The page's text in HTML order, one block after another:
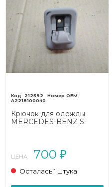
212592
A2218100040
Крючок для одежды
MERCEDES-BENZ S-
ЦЕНА: 700 ₽
Осталась 1 штука